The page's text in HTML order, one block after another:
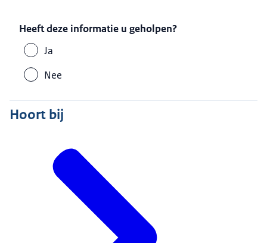
Heeft deze informatie u geholpen?
Ja
Nee
Hoort bij